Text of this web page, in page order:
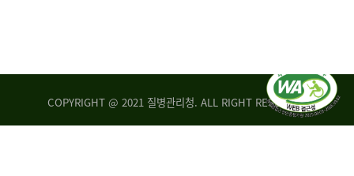
COPYRIGHT @ 2021 질병관리청. ALL RIGHT RESERVED